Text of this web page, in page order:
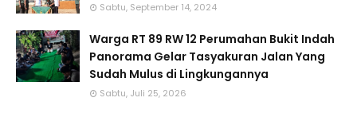
Sabtu, September 14, 2024
Warga RT 89 RW 12 Perumahan Bukit Indah
Panorama Gelar Tasyakuran Jalan Yang
Sudah Mulus di Lingkungannya
Sabtu, Juli 25, 2026